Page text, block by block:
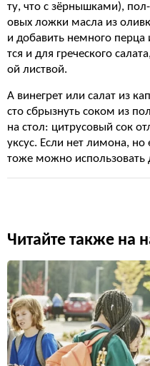
ту, что с зёрнышками),
овых ложки масла из
и добавить немного перца
тся и для греческого
ой листвой.
А винегрет или салат из
сто сбрызнуть соком из
на стол: цитрусовый сок
уксус. Если нет лимона,
тоже можно использовать
Читайте также на